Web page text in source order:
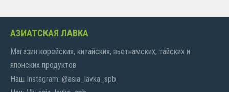
АЗИАТСКАЯ ЛАВКА
Магазин корейских, китайских, вьетнамских, тайских и
японских продуктов
Наш Instagram: @asia_lavka_spb